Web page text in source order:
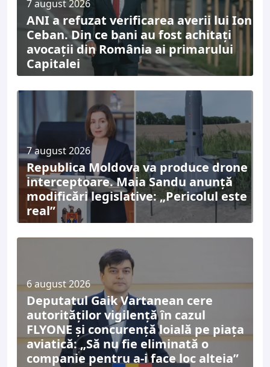
7 august 2026
ANI a refuzat verificarea averii lui Ion
Ceban. Din ce bani au fost achitați
avocații din România ai primarului
Capitalei
7 august 2026
Republica Moldova va produce drone
interceptoare. Maia Sandu anunță
modificări legislative: „Pericolul este
real”
6 august 2026
Deputatul Gaik Vartanean cere
autorităților vigilență în cazul
FLYONE și concurență loială pe piața
aviatică: „Să nu fie eliminată o
companie pentru a-i face loc alteia”